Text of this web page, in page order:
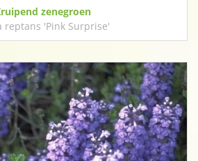
zenegroen
reptans 'Pink Surprise'